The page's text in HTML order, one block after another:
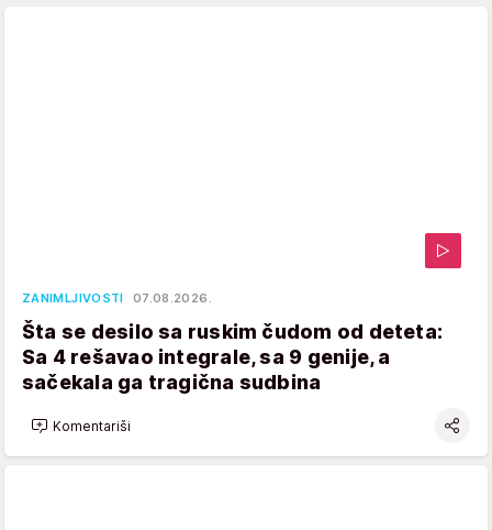
ZANIMLJIVOSTI 07.08.2026.
Šta se desilo sa ruskim čudom od deteta:
Sa 4 rešavao integrale, sa 9 genije, a
sačekala ga tragična sudbina
Komentariši